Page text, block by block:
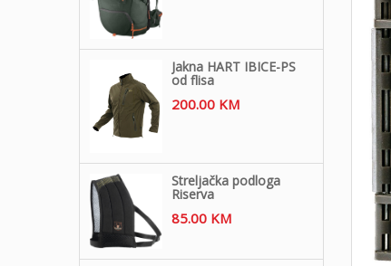
Jakna HART IBICE-PS
od flisa
200.00 KM
Streljačka podloga
Riserva
85.00 KM